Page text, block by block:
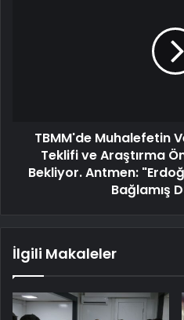
TBMM'de Muhalefetin
Teklifi ve Araştırma
Bekliyor. Antmen:
Bağlamış
İlgili Makaleler